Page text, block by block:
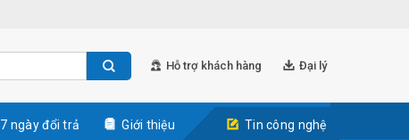
Hỗ trợ khách hàng Đại lý
7 ngày đổi trả Giới thiệu Tin công nghệ